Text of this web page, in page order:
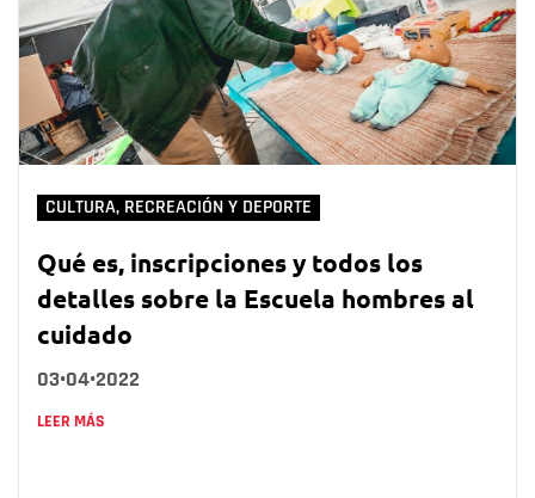
CULTURA, RECREACIÓN Y DEPORTE
Qué es, inscripciones y todos los
detalles sobre la Escuela hombres al
cuidado
03•04•2022
LEER MÁS